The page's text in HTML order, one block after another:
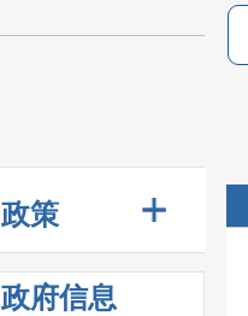
政策
政府信息